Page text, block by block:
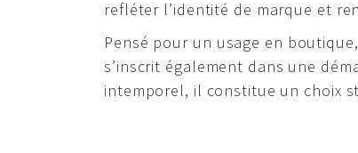
refléter l’identité de marque et
Pensé pour un usage en
s’inscrit également dans une
intemporel, il constitue un choix